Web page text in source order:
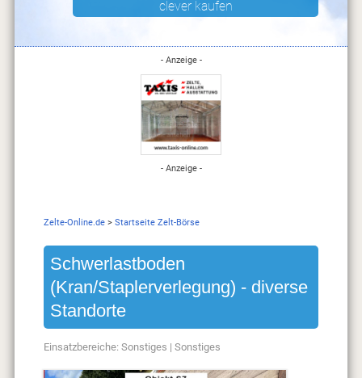
clever kaufen
Zelte-Online.de> Startseite Zelt-Börse
Schwerlastboden
(Kran/Staplerverlegung) - diverse
Standorte
Einsatzbereiche: Sonstiges | Sonstiges
- Anzeige -
- Anzeige -